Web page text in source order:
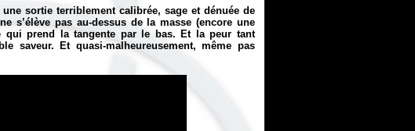
sortie terriblement calibrée, sage et dénuée de
s’élève pas au-dessus de la masse (encore une
prend la tangente par le bas. Et la peur tant
saveur. Et quasi-malheureusement, même pas